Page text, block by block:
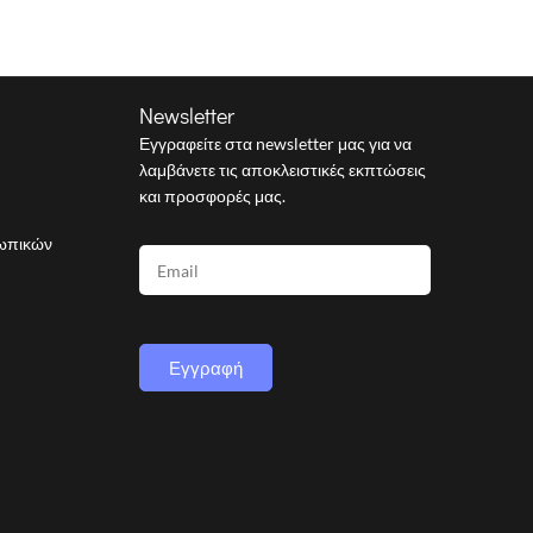
Newsletter
Εγγραφείτε στα newsletter μας για να
λαμβάνετε τις αποκλειστικές εκπτώσεις
και προσφορές μας.
Εγγραφή